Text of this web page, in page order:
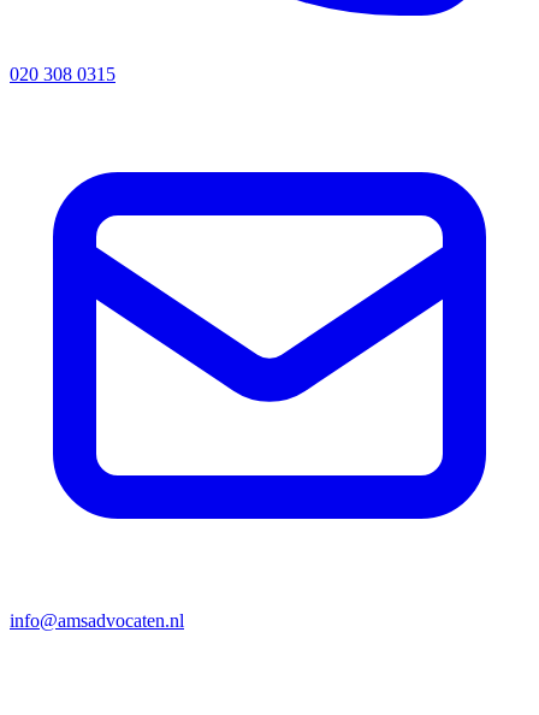
020 308 0315
info@amsadvocaten.nl